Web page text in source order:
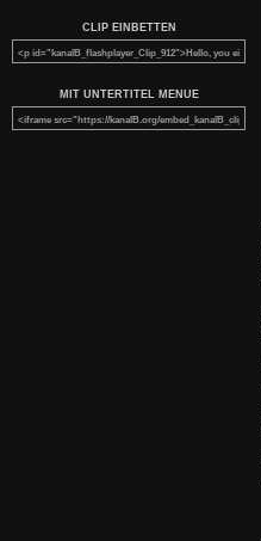
CLIP EINBETTEN
MIT UNTERTITEL MENUE